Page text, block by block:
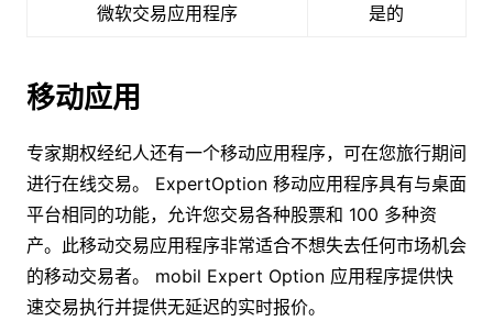
微软交易应用程序 是的
移动应用
专家期权经纪人还有一个移动应用程序，可在您旅行期间
进行在线交易。 ExpertOption 移动应用程序具有与桌面
平台相同的功能，允许您交易各种股票和 100 多种资
产。此移动交易应用程序非常适合不想失去任何市场机会
的移动交易者。 mobil Expert Option 应用程序提供快
速交易执行并提供无延迟的实时报价。